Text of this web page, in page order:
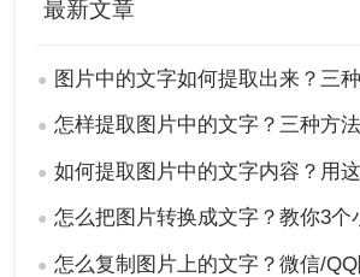
最新文章
● 图片中的文字如何提取出来？三种方法对
● 怎样提取图片中的文字？三种方
● 如何提取图片中的文字内容？用这4个
● 怎么把图片转换成文字？教你3个
● 怎么复制图片上的文字？微信/QQ随手就能搞，真